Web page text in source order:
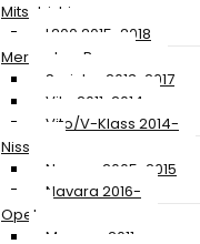
Mitsubishi
L200 2015-2018
Mercedes-Benz
Sprinter 2013-2017
Vito 2011-2014
Vito/V-Klass 2014-
Nissan
Navara 2005-2015
Navara 2016-
Opel
Movano 2011-